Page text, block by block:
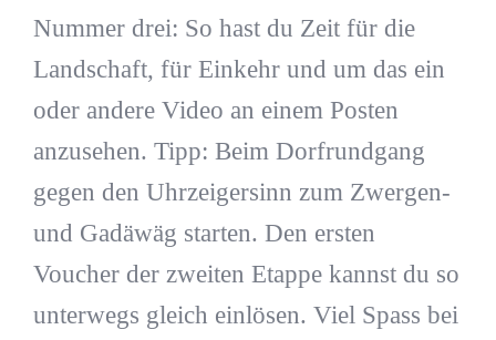
Nummer drei: So hast du Zeit für die
Landschaft, für Einkehr und um das ein
oder andere Video an einem Posten
anzusehen. Tipp: Beim Dorfrundgang
gegen den Uhrzeigersinn zum Zwergen-
und Gadäwäg starten. Den ersten
Voucher der zweiten Etappe kannst du so
unterwegs gleich einlösen. Viel Spass bei